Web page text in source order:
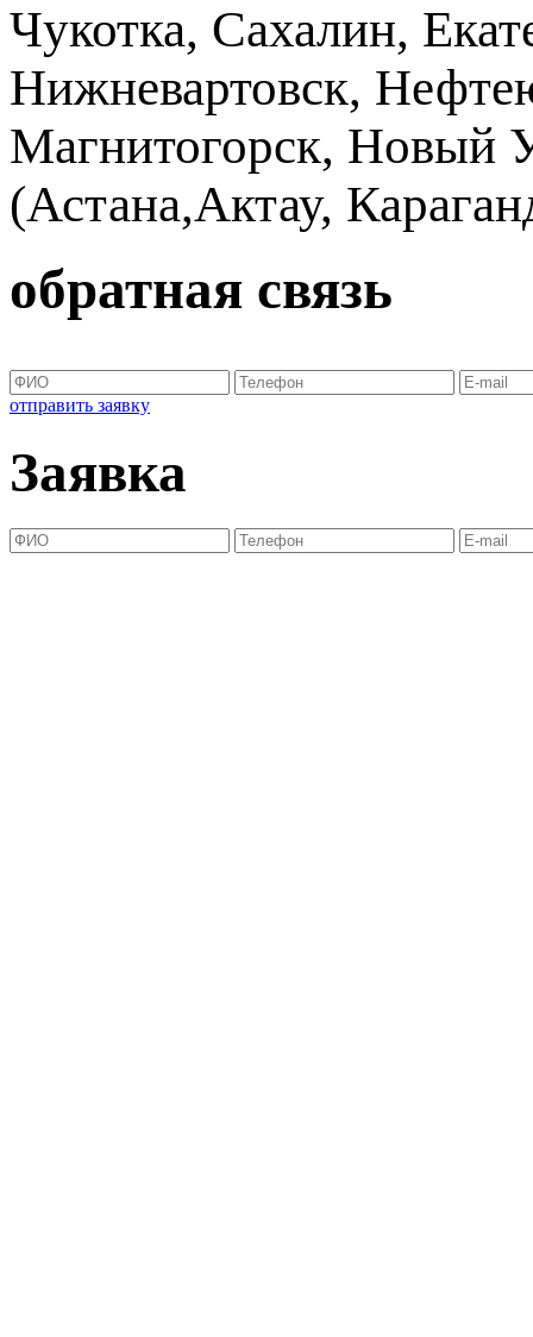
Чукотка, Сахалин,
Нижневартовск,
Магнитогорск, Новый
(Астана,Актау,
обратная связь
отправить заявку
Заявка